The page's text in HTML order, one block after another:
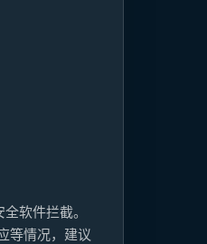
软件拦截。
等情况，建议